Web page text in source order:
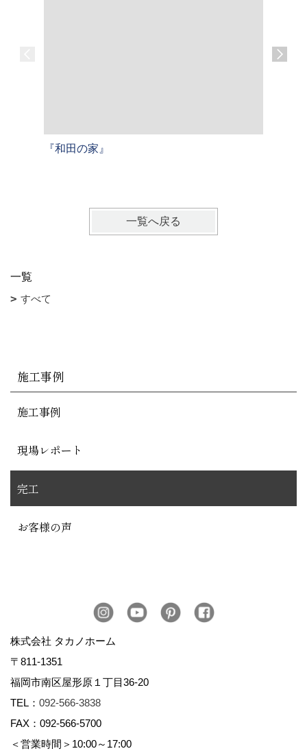
『和田の家』
一覧へ戻る
一覧
すべて
施工事例
施工事例
現場レポート
完工
お客様の声
株式会社 タカノホーム
〒811-1351
福岡市南区屋形原１丁目36-20
TEL： 092-566-3838
FAX：092-566-5700
＜営業時間＞10:00～17:00